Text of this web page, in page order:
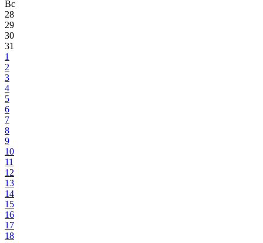
Вс
28
29
30
31
1
2
3
4
5
6
7
8
9
10
11
12
13
14
15
16
17
18